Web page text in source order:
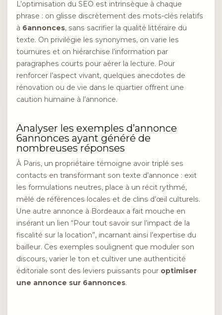
L’optimisation du SEO est intrinsèque à chaque
phrase : on glisse discrètement des mots-clés relatifs
à 6annonces, sans sacrifier la qualité littéraire du
texte. On privilégie les synonymes, on varie les
tournures et on hiérarchise l’information par
paragraphes courts pour aérer la lecture. Pour
renforcer l’aspect vivant, quelques anecdotes de
rénovation ou de vie dans le quartier offrent une
caution humaine à l’annonce.
Analyser les exemples d’annonce
6annonces ayant généré de
nombreuses réponses
À Paris, un propriétaire témoigne avoir triplé ses
contacts en transformant son texte d’annonce : exit
les formulations neutres, place à un récit rythmé,
mêlé de références locales et de clins d’œil culturels.
Une autre annonce à Bordeaux a fait mouche en
insérant un lien “Pour tout savoir sur l’impact de la
fiscalité sur la location”, incarnant ainsi l’expertise du
bailleur. Ces exemples soulignent que moduler son
discours, varier le ton et cultiver une authenticité
éditoriale sont des leviers puissants pour optimiser
une annonce sur 6annonces.